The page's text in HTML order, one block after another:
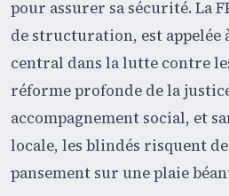
pour assurer sa sécurité. La
de structuration, est appelée
central dans la lutte contre
réforme profonde de la
accompagnement social, et
locale, les blindés risquent de
pansement sur une plaie